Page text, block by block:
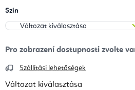
Szín
Szállítási lehetőségek
Változat kiválasztása